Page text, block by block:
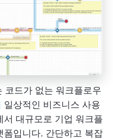
코드가 없는 워크플로우
일상적인 비즈니스 사용
대규모로 기업 워크플
폼입니다. 간단하고 복잡